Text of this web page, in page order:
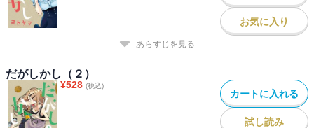
お気に入り
あらすじを見る
だがしかし（２）
¥528 (税込)
カートに入れる
試し読み